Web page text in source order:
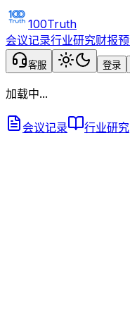
100Truth
会议记录行业研究财报
客服 登录
加载中...
会议记录 行业研究